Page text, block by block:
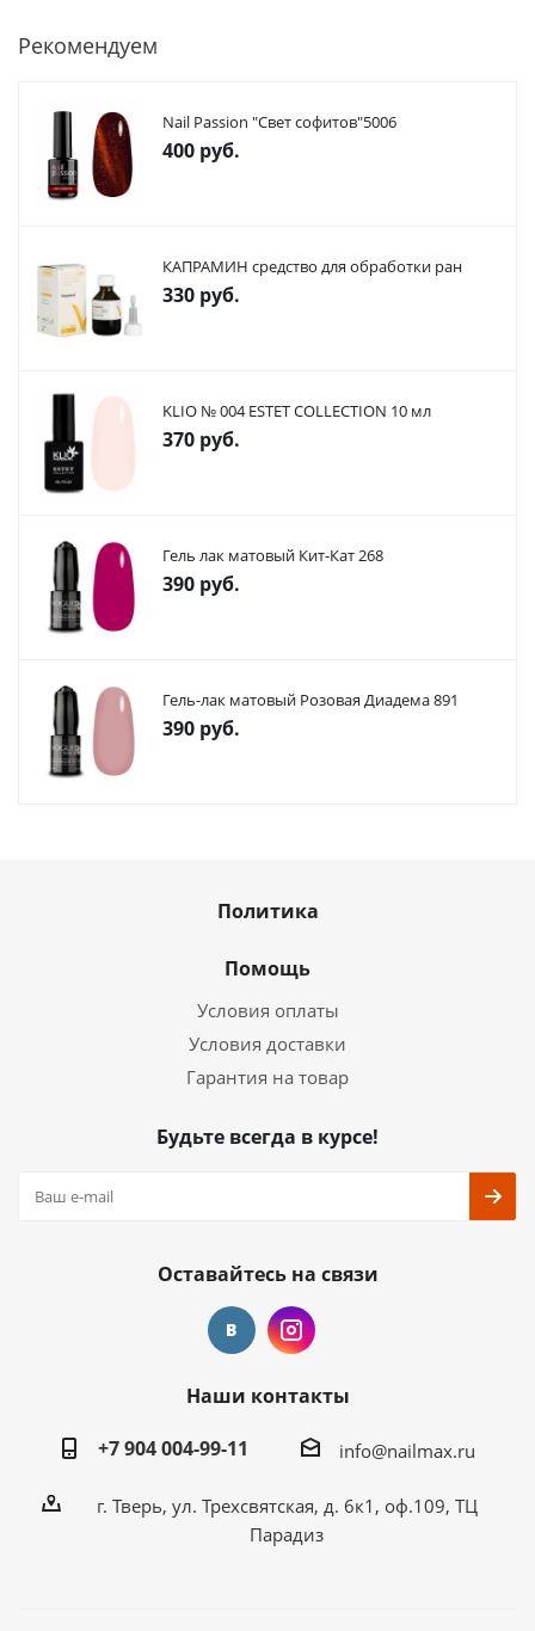
Рекомендуем
Nail Passion "Свет софитов"5006
400 руб.
КАПРАМИН средство для обработки ран
330 руб.
KLIO № 004 ESTET COLLECTION 10 мл
370 руб.
Гель лак матовый Кит-Кат 268
390 руб.
Гель-лак матовый Розовая Диадема 891
390 руб.
Политика
Помощь
Условия оплаты
Условия доставки
Гарантия на товар
Будьте всегда в курсе!
Оставайтесь на связи
Наши контакты
+7 904 004-99-11
info@nailmax.ru
г. Тверь, ул. Трехсвятская, д. 6к1, оф.109, ТЦ
Парадиз